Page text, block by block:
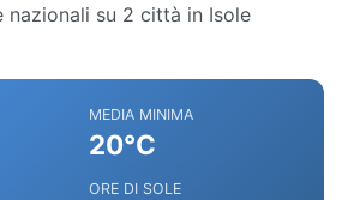
nazionali su 2 città in Isole
MEDIA MINIMA
20°C
ORE DI SOLE